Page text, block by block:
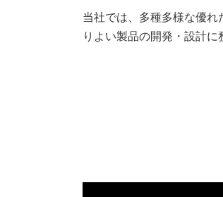
当社では、多種多様な優れ
りよい製品の開発・設計に